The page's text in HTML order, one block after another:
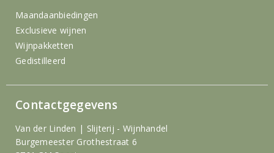
Maandaanbiedingen
Exclusieve wijnen
Wijnpakketten
Gedistilleerd
Contactgegevens
Van der Linden | Slijterij - Wijnhandel
Burgemeester Grothestraat 6